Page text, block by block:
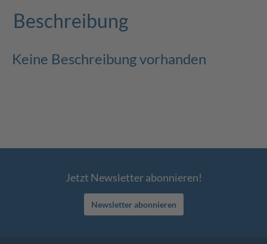
Beschreibung
Keine Beschreibung vorhanden
Jetzt Newsletter abonnieren!
Newsletter abonnieren